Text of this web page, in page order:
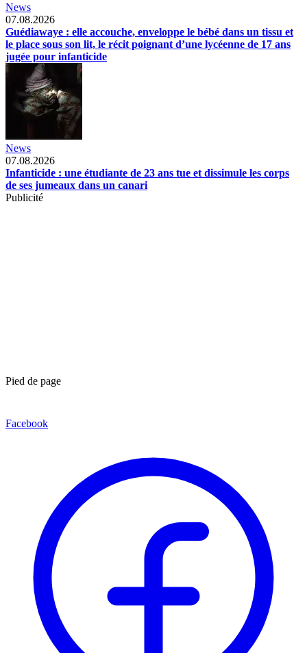
News
07.08.2026
Guédiawaye : elle accouche, enveloppe le bébé dans un tissu et
le place sous son lit, le récit poignant d’une lycéenne de 17 ans
jugée pour infanticide
News
07.08.2026
Infanticide : une étudiante de 23 ans tue et dissimule les corps
de ses jumeaux dans un canari
Publicité
Pied de page
Facebook